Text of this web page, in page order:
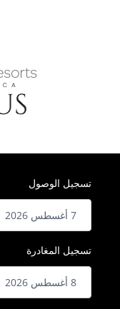
تسجيل الوصول
تسجيل المغادرة